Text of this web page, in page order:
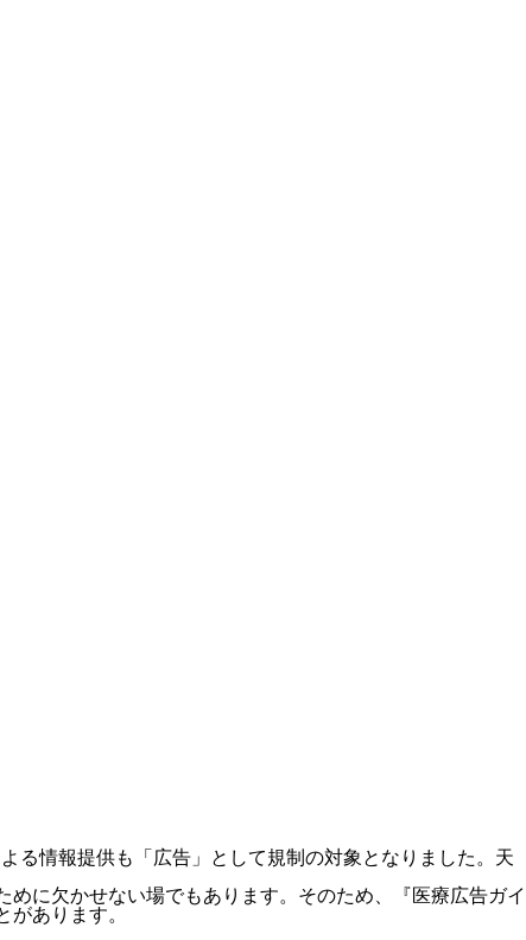
る情報提供も「広告」として規制の対象となりました。天
に欠かせない場でもあります。そのため、『医療広告ガイ
あります。